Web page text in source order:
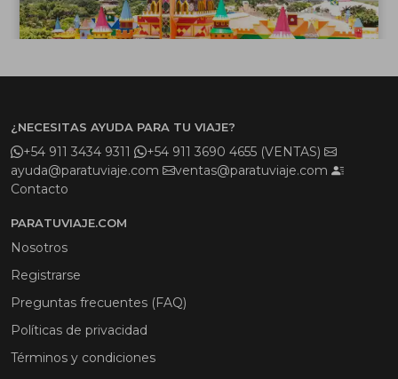
¿NECESITAS AYUDA PARA TU VIAJE?
+54 911 3434 9311
+54 911 3690 4655 (VENTAS)
ayuda@paratuviaje.com
ventas@paratuviaje.com
Contacto
PARATUVIAJE.COM
Nosotros
Registrarse
Preguntas frecuentes (FAQ)
Políticas de privacidad
Términos y condiciones